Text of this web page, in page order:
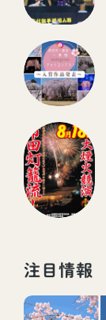
注目情報